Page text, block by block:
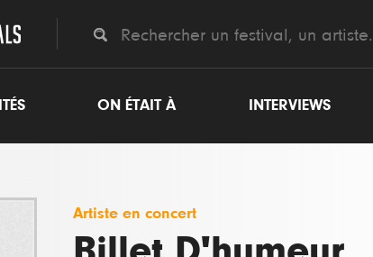
ON ÉTAIT À INTERVIEWS
Artiste en concert